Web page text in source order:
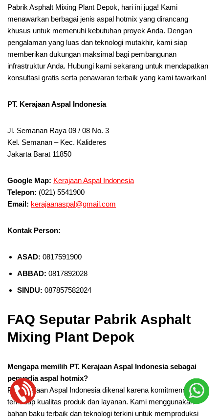
Pabrik Asphalt Mixing Plant Depok, hari ini juga! Kami
menawarkan berbagai jenis aspal hotmix yang dirancang
khusus untuk memenuhi kebutuhan proyek Anda. Dengan
pengalaman yang luas dan teknologi mutakhir, kami siap
memberikan dukungan maksimal bagi pembangunan
infrastruktur Anda. Hubungi kami sekarang untuk mendapatkan
konsultasi gratis serta penawaran terbaik yang kami tawarkan!
PT. Kerajaan Aspal Indonesia
Jl. Semanan Raya 09 / 08 No. 3
Kel. Semanan – Kec. Kalideres
Jakarta Barat 11850
Google Map: Kerajaan Aspal Indonesia
Telepon: (021) 5541900
Email: kerajaanaspal@gmail.com
Kontak Person:
ASAD: 0817591900
ABBAD: 0817892028
SINDU: 087857582024
FAQ Seputar Pabrik Asphalt
Mixing Plant Depok
Mengapa memilih PT. Kerajaan Aspal Indonesia sebagai
penyedia aspal hotmix?
PT. Kerajaan Aspal Indonesia dikenal karena komitmennya
terhadap kualitas produk dan layanan. Kami menggunakan
bahan baku terbaik dan teknologi terkini untuk memproduksi